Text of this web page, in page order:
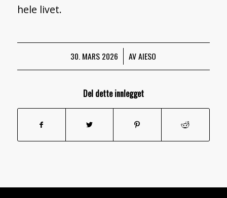
hele livet.
30. MARS 2026
/ AVAIESO
Del dette innlegget